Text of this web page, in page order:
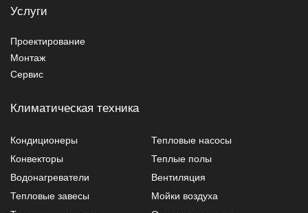
Услуги
Проектирование
Монтаж
Сервис
Климатическая техника
Кондиционеры
Тепловые насосы
Конвекторы
Теплые полы
Водонагреватели
Вентиляция
Тепловые завесы
Мойки воздуха